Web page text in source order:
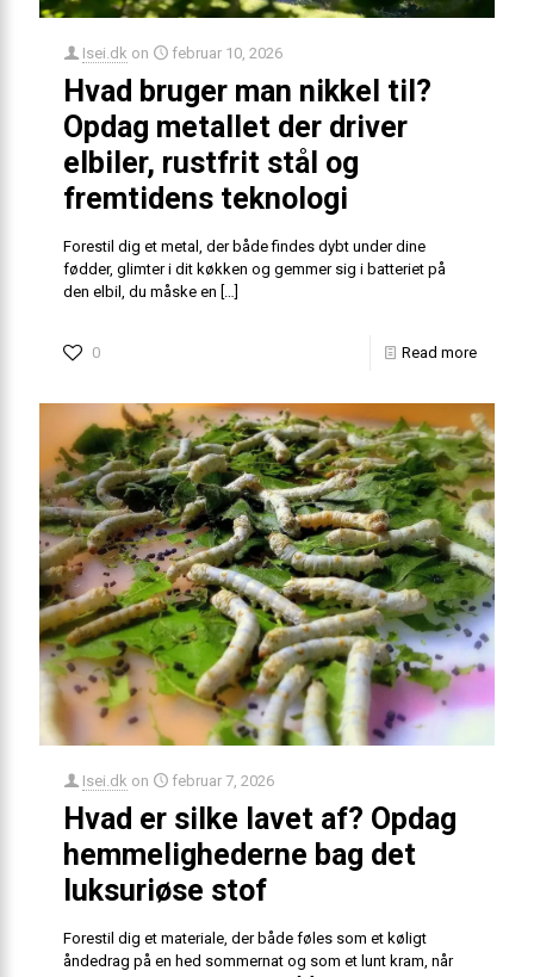
Isei.dk on februar 10, 2026
Hvad bruger man nikkel til?
Opdag metallet der driver
elbiler, rustfrit stål og
fremtidens teknologi
Forestil dig et metal, der både findes dybt under dine
fødder, glimter i dit køkken og gemmer sig i batteriet på
den elbil, du måske en […]
0 Read more
Isei.dk on februar 7, 2026
Hvad er silke lavet af? Opdag
hemmelighederne bag det
luksuriøse stof
Forestil dig et materiale, der både føles som et køligt
åndedrag på en hed sommernat og som et lunt kram, når